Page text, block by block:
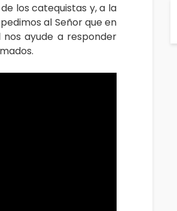
los catequistas y, a la
al Señor que en
nos ayude a responder